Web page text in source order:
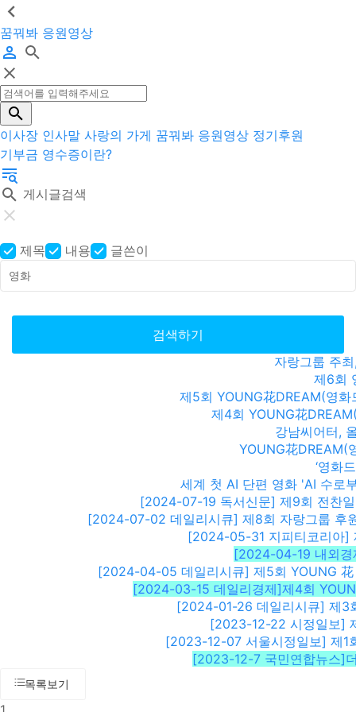
꿈꿔봐 응원영상
이사장 인사말 사랑의 가게 꿈꿔봐 응원영상 정기후원
기부금 영수증이란?
게시글검색
제목 내용 글쓴이
검색하기
자랑그룹 주
제6회
제5회 YOUNG花DREAM(영
제4회 YOUNG花
강남씨어터,
YOUNG花DREAM(
‘영화
세계 첫 AI 단편 영화 'AI 수로
[2024-07-19 독서신문] 제9회 전찬
[2024-07-02 데일리시큐] 제8회 자랑그룹 후
[2024-05-31 지피티코리아]
[2024-04-19 내외경
[2024-04-05 데일리시큐] 제5회 YOUNG 花
[2024-03-15 데일리경제]제4회
[2024-01-26 데일리시큐] 제3
[2023-12-22 시정일보]
[2023-12-07 서울시정일보] 제1
[2023-12-7 국민연합뉴스]
목록보기